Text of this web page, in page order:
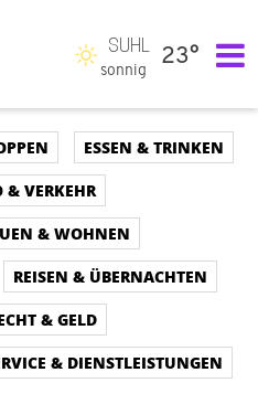
SUHL
sonnig
23°
ESSEN & TRINKEN
& VERKEHR
& WOHNEN
REISEN & ÜBERNACHTEN
& GELD
& DIENSTLEISTUNGEN